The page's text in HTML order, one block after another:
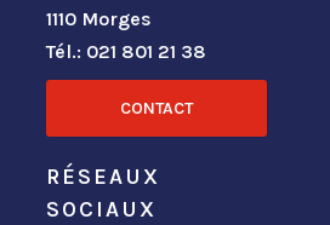
1110 Morges
Tél.: 021 801 21 38
CONTACT
RÉSEAUX
SOCIAUX